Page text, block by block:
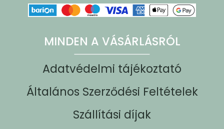
MINDEN A VÁSÁRLÁSRÓL
Adatvédelmi tájékoztató
Általános Szerződési Feltételek
Szállítási díjak